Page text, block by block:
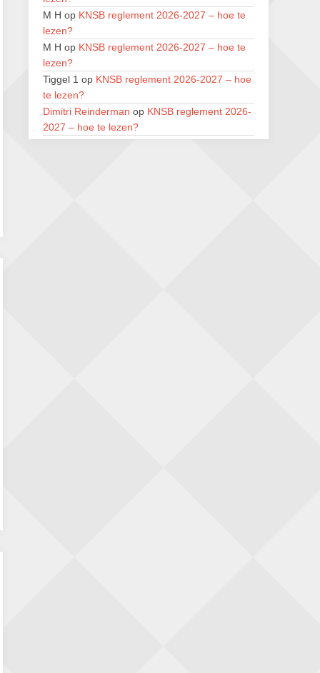
11e Goirles Weekend Kampioenschap
28 augustus 2026 · Goirle
Keisnel Schaaktoernooi
29 augustus 2026 · Amersfoort
Kroeg & Loper Leiden
30 augustus 2026 · Leiden
Open Schaakkampioenschap van
M H op KNSB reglement 2026-2027 – hoe te
lezen?
M H op KNSB reglement 2026-2027 – hoe te
lezen?
Tiggel 1 op KNSB reglement 2026-2027 – hoe
te lezen?
Dimitri Reinderman op KNSB reglement 2026-
2027 – hoe te lezen?